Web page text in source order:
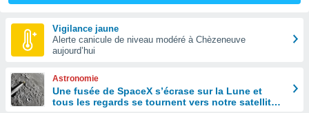
Vigilance jaune
Alerte canicule de niveau modéré à Chèzeneuve
aujourd’hui
Astronomie
Une fusée de SpaceX s’écrase sur la Lune et
tous les regards se tournent vers notre satellite à